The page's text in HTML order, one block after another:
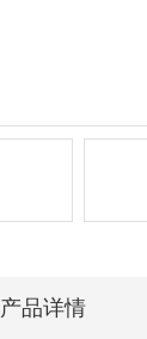
产品详情